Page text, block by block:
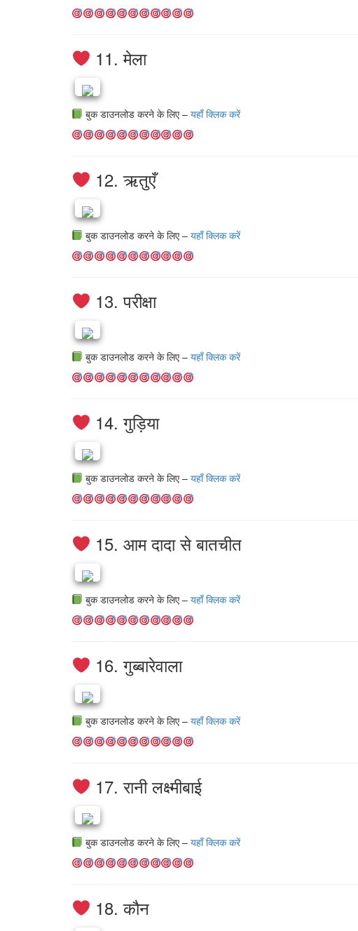
11. मेला
बुक डाउनलोड करने के लिए – यहाँ क्लिक करें
12. ऋतुएँ
बुक डाउनलोड करने के लिए – यहाँ क्लिक करें
13. परीक्षा
बुक डाउनलोड करने के लिए – यहाँ क्लिक करें
14. गुड़िया
बुक डाउनलोड करने के लिए – यहाँ क्लिक करें
15. आम दादा से बातचीत
बुक डाउनलोड करने के लिए – यहाँ क्लिक करें
16. गुब्बारेवाला
बुक डाउनलोड करने के लिए – यहाँ क्लिक करें
17. रानी लक्ष्मीबाई
बुक डाउनलोड करने के लिए – यहाँ क्लिक करें
18. कौन